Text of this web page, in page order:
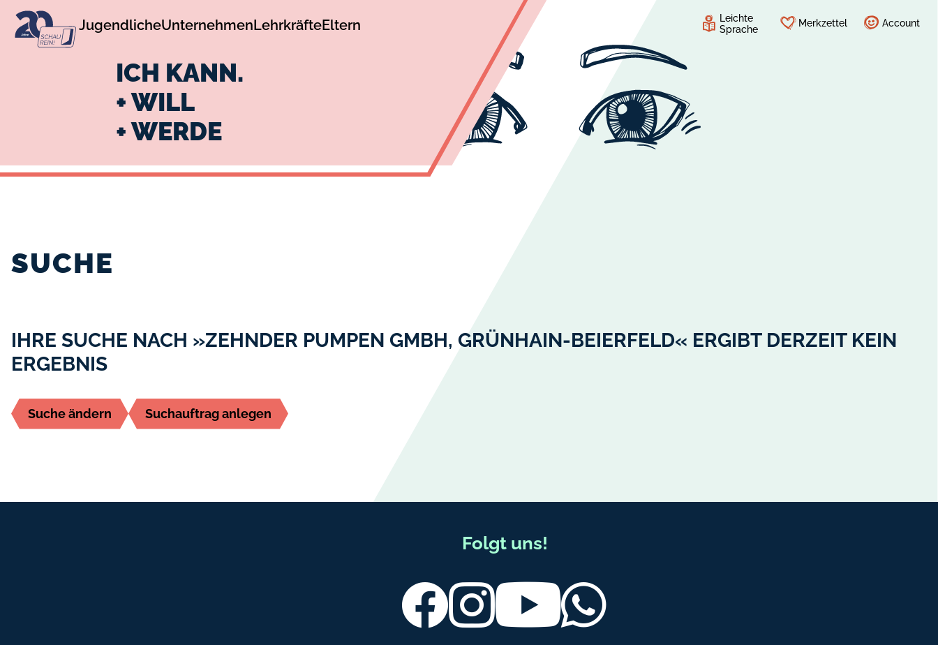
Navigation
zum
Inhalt
JugendlicheUnternehmenLehrkräfteEltern
Leichte
Sprache
Merkzettel Account
ICH KANN.
+ WILL
+ WERDE
SUCHE
IHRE SUCHE NACH »ZEHNDER PUMPEN GMBH, GRÜNHAIN-BEIERFELD« ERGIBT DERZEIT KEIN
ERGEBNIS
Suche ändern Suchauftrag anlegen
Folgt uns!
FacebookInstagram Youtube